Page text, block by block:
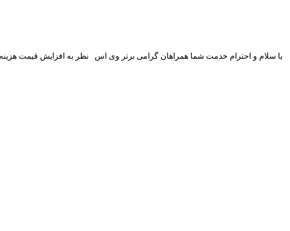
با سلام و احترام خدمت شما همراهان گرامی برتر وی اس نظر به افزایش قیمت